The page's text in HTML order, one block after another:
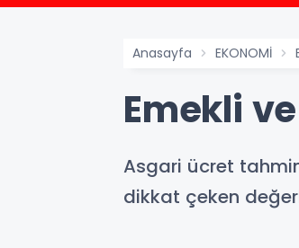
Anasayfa EKONOMİ
Emekli
Asgari ücret
dikkat çeken